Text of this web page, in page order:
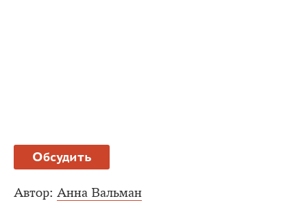
Обсудить
Автор: Анна Вальман